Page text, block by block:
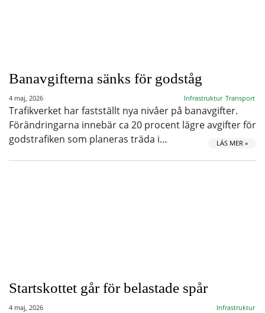
Banavgifterna sänks för godståg
4 maj, 2026 Infrastruktur Transport
Trafikverket har fastställt nya nivåer på banavgifter.
Förändringarna innebär ca 20 procent lägre avgifter för
godstrafiken som planeras träda i…
LÄS MER »
Startskottet går för belastade spår
4 maj, 2026 Infrastruktur